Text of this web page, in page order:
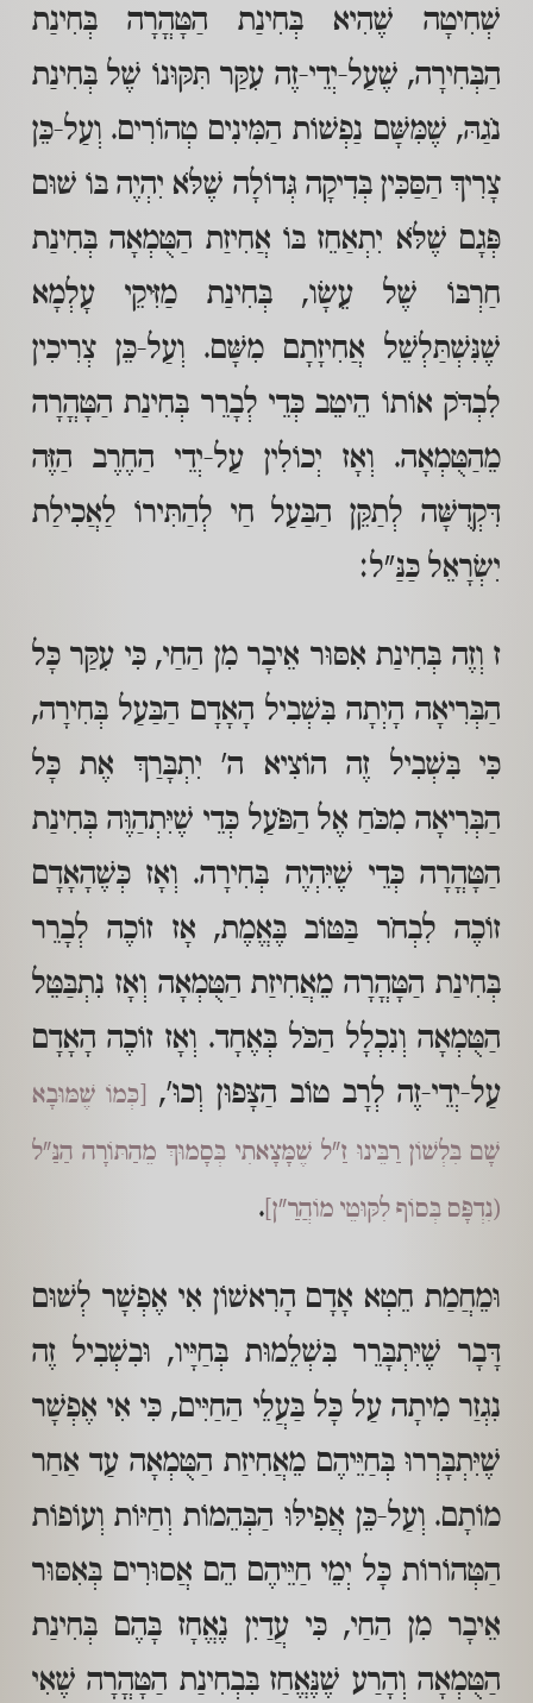
שְׁחִיטָה שֶׁהִיא בְּחִינַת הַטָּהֳרָה בְּחִינַת
הַבְּחִירָה, שֶׁעַל-יְדֵי-זֶה עִקַּר תִּקּוּנוֹ שֶׁל בְּחִינַת
נֹגַהּ, שֶׁמִּשָּׁם נַפְשׁוֹת הַמִּינִים טְהוֹרִים. וְעַל-כֵּן
צָרִיךְ הַסַּכִּין בְּדִיקָה גְּדוֹלָה שֶׁלֹּא יִהְיֶה בּוֹ שׁוּם
פְּגָם שֶׁלֹּא יִתְאַחֵז בּוֹ אֲחִיזַת הַטֻּמְאָה בְּחִינַת
חַרְבּוֹ שֶׁל עֵשָׂו, בְּחִינַת מַזִּיקֵי עָלְמָא
שֶׁנִּשְׁתַּלְשֵׁל אֲחִיזָתָם מִשָּׁם. וְעַל-כֵּן צְרִיכִין
לִבְדֹּק אוֹתוֹ הֵיטֵב כְּדֵי לְבָרֵר בְּחִינַת הַטָּהֳרָה
מֵהַטֻּמְאָה. וְאָז יְכוֹלִין עַל-יְדֵי הַחֶרֶב הַזֶּה
דִּקְדֻשָּׁה לְתַקֵּן הַבַּעַל חַי לְהַתִּירוֹ לַאֲכִילַת
יִשְׂרָאֵל כַּנַּ"ל:
ז וְזֶה בְּחִינַת אִסּוּר אֵיבָר מִן הַחַי, כִּי עִקַּר כָּל
הַבְּרִיאָה הָיְתָה בִּשְׁבִיל הָאָדָם הַבַּעַל בְּחִירָה,
כִּי בִּשְׁבִיל זֶה הוֹצִיא ה' יִתְבָּרַךְ אֶת כָּל
הַבְּרִיאָה מִכֹּחַ אֶל הַפֹּעַל כְּדֵי שֶׁיִּתְהַוֶּה בְּחִינַת
הַטָּהֳרָה כְּדֵי שֶׁיִּהְיֶה בְּחִירָה. וְאָז כְּשֶׁהָאָדָם
זוֹכֶה לִבְחֹר בַּטּוֹב בֶּאֱמֶת, אָז זוֹכֶה לְבָרֵר
בְּחִינַת הַטָּהֳרָה מֵאֲחִיזַת הַטֻּמְאָה וְאָז נִתְבַּטֵּל
הַטֻּמְאָה וְנִכְלָל הַכֹּל בְּאֶחָד. וְאָז זוֹכֶה הָאָדָם
עַל-יְדֵי-זֶה לְרָב טוֹב הַצָּפוּן וְכוּ',
[כְּמוֹ שֶׁמּוּבָא
שָׁם בִּלְשׁוֹן רַבֵּינוּ זַ"ל שֶׁמָּצָאתִי בְּסָמוּךְ מֵהַתּוֹרָה הַנַּ"ל
(נִדְפָּס בְּסוֹף לִקּוּטֵי מוֹהֲרַ"ן] .
וּמֵחֲמַת חֵטְא אָדָם הָרִאשׁוֹן אִי אֶפְשָׁר לְשׁוּם
דָּבָר שֶׁיִּתְבָּרֵר בִּשְׁלֵמוּת בְּחַיָּיו, וּבִשְׁבִיל זֶה
נִגְזַר מִיתָה עַל כָּל בַּעֲלֵי הַחַיִּים, כִּי אִי אֶפְשָׁר
שֶׁיִּתְבָּרְרוּ בְּחַיֵּיהֶם מֵאֲחִיזַת הַטֻּמְאָה עַד אַחַר
מוֹתָם. וְעַל-כֵּן אֲפִילּוּ הַבְּהֵמוֹת וְחַיּוֹת וְעוֹפוֹת
הַטְּהוֹרוֹת כָּל יְמֵי חַיֵּיהֶם הֵם אֲסוּרִים בְּאִסּוּר
אֵיבָר מִן הַחַי, כִּי עֲדַיִן נֶאֱחָז בָּהֶם בְּחִינַת
הַטֻּמְאָה וְהָרַע שֶׁנֶּאֱחַז בִּבְחִינַת הַטָּהֳרָה שֶׁאִי